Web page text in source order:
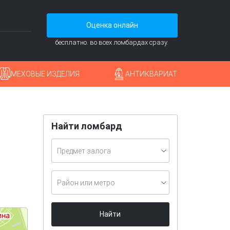
Оценка онлайн
бесплатно. во всех ломбардах сразу.
МЕХОВЫЕ ИЗДЕЛИЯ АНТИКВАРИАТ
Найти ломбард
Предмет залога
Район или метро
Найти